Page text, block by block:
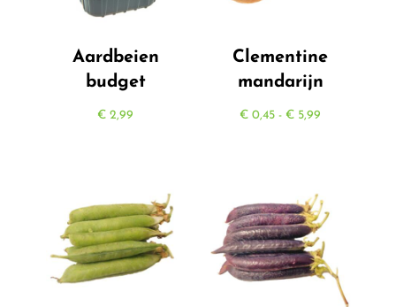
Aardbeien
budget
€ 2,99
Clementine
mandarijn
€ 0,45 - € 5,99